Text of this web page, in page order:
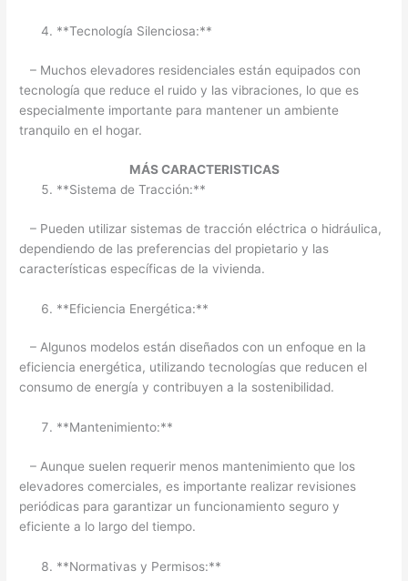
**Tecnología Silenciosa:**
– Muchos elevadores residenciales están equipados con
tecnología que reduce el ruido y las vibraciones, lo que es
especialmente importante para mantener un ambiente
tranquilo en el hogar.
MÁS CARACTERISTICAS
**Sistema de Tracción:**
– Pueden utilizar sistemas de tracción eléctrica o hidráulica,
dependiendo de las preferencias del propietario y las
características específicas de la vivienda.
**Eficiencia Energética:**
– Algunos modelos están diseñados con un enfoque en la
eficiencia energética, utilizando tecnologías que reducen el
consumo de energía y contribuyen a la sostenibilidad.
**Mantenimiento:**
– Aunque suelen requerir menos mantenimiento que los
elevadores comerciales, es importante realizar revisiones
periódicas para garantizar un funcionamiento seguro y
eficiente a lo largo del tiempo.
**Normativas y Permisos:**